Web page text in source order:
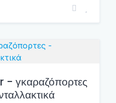
γκαραζόπορτες